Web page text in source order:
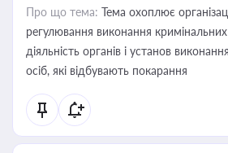
Про що тема: Тема охоплює
регулювання виконання
діяльність органів і установ
осіб, які відбувають покарання